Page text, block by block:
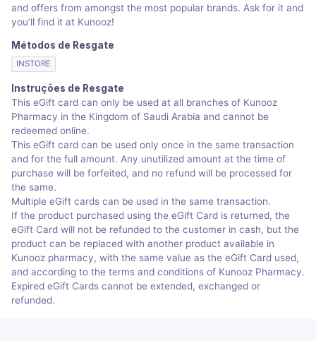
and offers from amongst the most popular brands. Ask for it and
you’ll find it at Kunooz!
Métodos de Resgate
INSTORE
Instruções de Resgate
This eGift card can only be used at all branches of Kunooz
Pharmacy in the Kingdom of Saudi Arabia and cannot be
redeemed online.
This eGift card can be used only once in the same transaction
and for the full amount. Any unutilized amount at the time of
purchase will be forfeited, and no refund will be processed for
the same.
Multiple eGift cards can be used in the same transaction.
If the product purchased using the eGift Card is returned, the
eGift Card will not be refunded to the customer in cash, but the
product can be replaced with another product available in
Kunooz pharmacy, with the same value as the eGift Card used,
and according to the terms and conditions of Kunooz Pharmacy.
Expired eGift Cards cannot be extended, exchanged or
refunded.